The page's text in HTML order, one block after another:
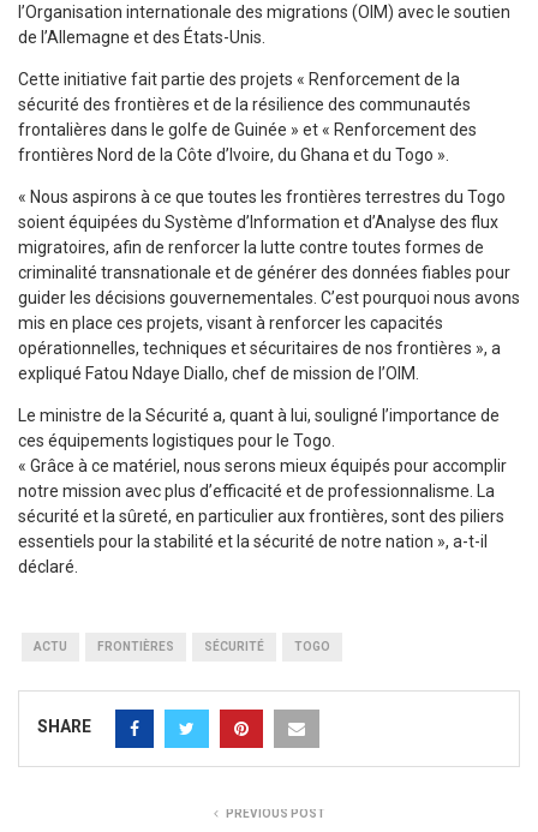
l’Organisation internationale des migrations (OIM) avec le soutien
de l’Allemagne et des États-Unis.
Cette initiative fait partie des projets « Renforcement de la
sécurité des frontières et de la résilience des communautés
frontalières dans le golfe de Guinée » et « Renforcement des
frontières Nord de la Côte d’Ivoire, du Ghana et du Togo ».
« Nous aspirons à ce que toutes les frontières terrestres du Togo
soient équipées du Système d’Information et d’Analyse des flux
migratoires, afin de renforcer la lutte contre toutes formes de
criminalité transnationale et de générer des données fiables pour
guider les décisions gouvernementales. C’est pourquoi nous avons
mis en place ces projets, visant à renforcer les capacités
opérationnelles, techniques et sécuritaires de nos frontières », a
expliqué Fatou Ndaye Diallo, chef de mission de l’OIM.
Le ministre de la Sécurité a, quant à lui, souligné l’importance de
ces équipements logistiques pour le Togo.
« Grâce à ce matériel, nous serons mieux équipés pour accomplir
notre mission avec plus d’efficacité et de professionnalisme. La
sécurité et la sûreté, en particulier aux frontières, sont des piliers
essentiels pour la stabilité et la sécurité de notre nation », a-t-il
déclaré.
ACTU FRONTIÈRES SÉCURITÉ TOGO
SHARE
PREVIOUS POST